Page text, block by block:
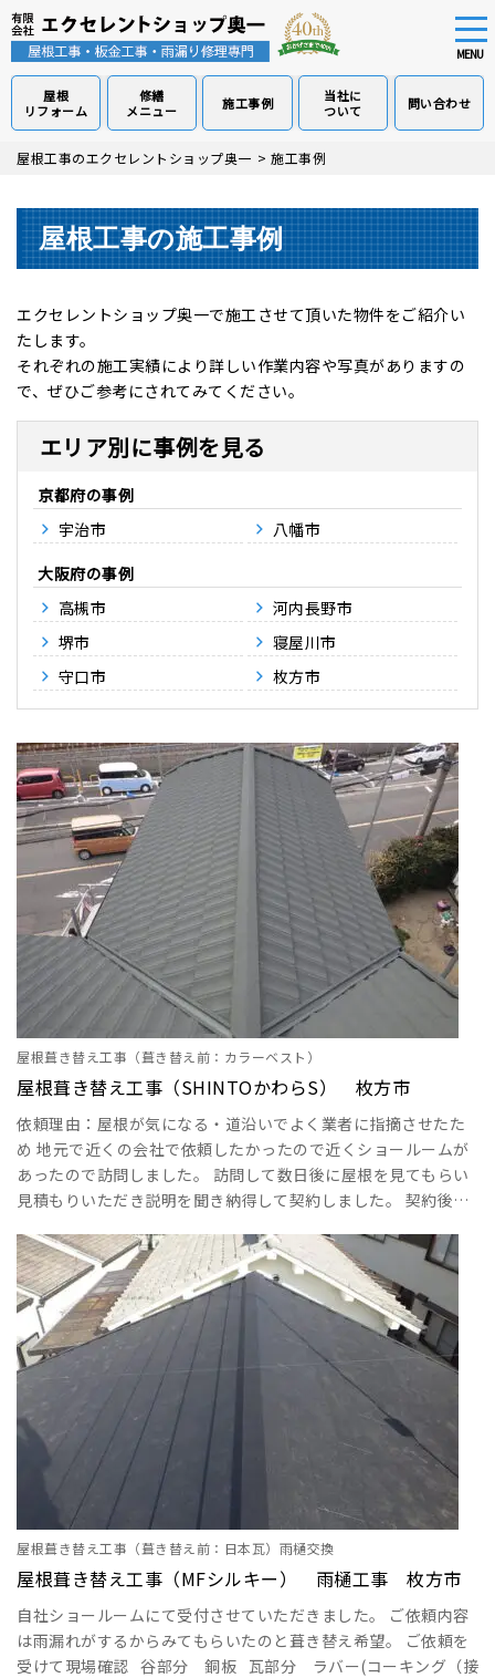
Skip
content
MENU
屋根
リフォーム
修繕
メニュー
施工事例
当社に
ついて
問い合わせ
屋根工事のエクセレントショップ奥一 > 施工事例
屋根工事の施工事例
エクセレントショップ奥一で施工させて頂いた物件をご紹介い
たします。
それぞれの施工実績により詳しい作業内容や写真がありますの
で、ぜひご参考にされてみてください。
エリア別に事例を見る
京都府
宇治市
八幡市
大阪府
高槻市
河内長野市
堺市
寝屋川市
守口市
枚方市
屋根葺き替え工事（葺き替え前：カラーベスト）
屋根葺き替え工事（SHINTOかわらS） 枚方市
依頼理由：屋根が気になる・道沿いでよく業者に指摘させたた
め 地元で近くの会社で依頼したかったので近くショールームが
あったので訪問しました。 訪問して数日後に屋根を見てもらい
見積もりいただき説明を聞き納得して契約しました。 契約後に
こも追加で塗装依頼しました。 工事後納得の仕上がりです。 工
事内容は下記に記載 屋根葺き替え工事（足場設置）枚方市 屋根
葺き替え工事（カラーベストめくり 下地コンパネ・ゴムアス
ルーフィング）枚方市 屋根葺き替･･･
屋根葺き替え工事（葺き替え前：日本瓦）雨樋交換
屋根葺き替え工事（MFシルキー） 雨樋工事 枚方市
自社ショールームにて受付させていただきました。 ご依頼内容
は雨漏れがするからみてもらいたのと葺き替え希望。 ご依頼を
受けて現場確認 谷部分 銅板 瓦部分 ラバー(コーキング（接